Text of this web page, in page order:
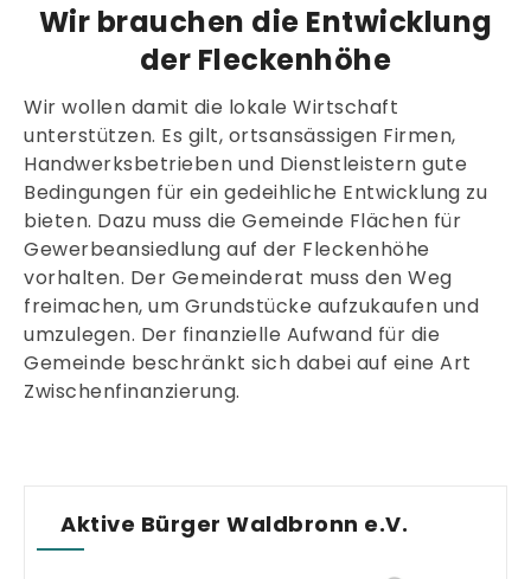
Wir brauchen die Entwicklung
der Fleckenhöhe
Wir wollen damit die lokale Wirtschaft
unterstützen. Es gilt, ortsansässigen Firmen,
Handwerksbetrieben und Dienstleistern gute
Bedingungen für ein gedeihliche Entwicklung zu
bieten. Dazu muss die Gemeinde Flächen für
Gewerbeansiedlung auf der Fleckenhöhe
vorhalten. Der Gemeinderat muss den Weg
freimachen, um Grundstücke aufzukaufen und
umzulegen. Der finanzielle Aufwand für die
Gemeinde beschränkt sich dabei auf eine Art
Zwischenfinanzierung.
Aktive Bürger Waldbronn e.V.